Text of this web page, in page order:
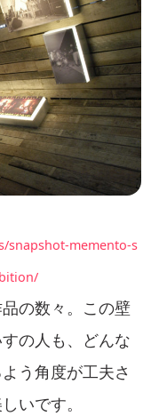
snapshot-memento-s
の数々。この壁
の人も、どんな
う角度が工夫さ
いです。